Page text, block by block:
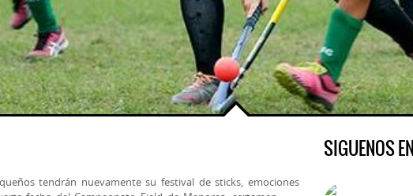
tendrán nuevamente su festival de sticks, emociones
SIGUENOS